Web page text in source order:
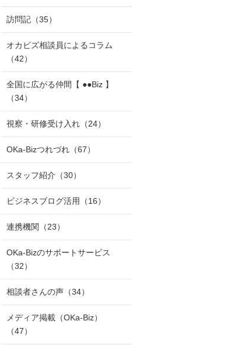
訪問記 （35）
オカビズ相談員によるコラム
（42）
全国に広がる仲間【 ●●Biz 】
（34）
視察・研修受け入れ （24）
OKa-Bizつれづれ （67）
スタッフ紹介 （30）
ビジネスブログ活用 （16）
連携機関 （23）
OKa-Bizのサポートサービス
（32）
相談者さんの声 （34）
メディア掲載（OKa-Biz）
（47）